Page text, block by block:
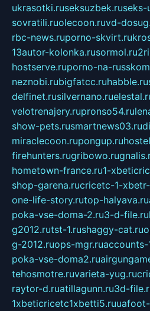
ukrasotki.ruseksuzbek.ruseks-
sovratili.ruolecoon.ruvd-
rbc-news.ruporno-skvirt.ru
13autor-kolonka.rusormol.ru
hostserve.ruporno-na-
neznobi.rubigfatcc.ruhabble.ru
delfinet.rusilvernano.ru
velotrenajery.rupronso54.ru
show-pets.rusmartnews03.ru
miraclecoon.rupongup.ru
firehunters.rugribowo.ru
hometown-france.ru1-
shop-garena.rucricetc-1-
one-life-story.rutop-halyava.ru
poka-vse-doma-2.ru3-d-file.ru
g2012.rutst-1.rushaggy-cat.ru
g-2012.ruops-mgr.ruaccounts-
poka-vse-doma2.ru
tehosmotre.ruvarieta-yug.ru
raytor-d.ruatillagunn.ru3d-
1xbeticricetc1xbetti5.ru